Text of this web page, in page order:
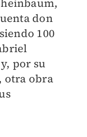
don
100
por su
otra obra